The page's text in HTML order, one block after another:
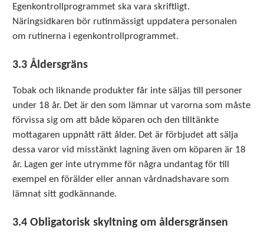
Egenkontrollprogrammet ska vara skriftligt.
Näringsidkaren bör rutinmässigt uppdatera personalen
om rutinerna i egenkontrollprogrammet.
3.3 Åldersgräns
Tobak och liknande produkter får inte säljas till personer
under 18 år. Det är den som lämnar ut varorna som måste
förvissa sig om att både köparen och den tilltänkte
mottagaren uppnått rätt ålder. Det är förbjudet att sälja
dessa varor vid misstänkt lagning även om köparen är 18
år. Lagen ger inte utrymme för några undantag för till
exempel en förälder eller annan vårdnadshavare som
lämnat sitt godkännande.
3.4 Obligatorisk skyltning om åldersgränsen